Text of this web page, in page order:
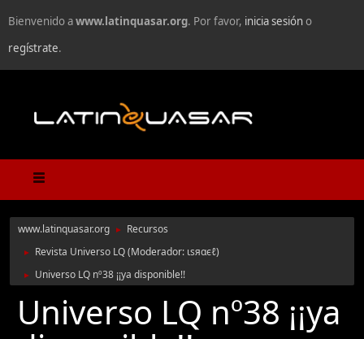
Bienvenido awww.latinquasar.org. Por favor, inicia sesióno
regístrate.
www.latinquasar.org ► Recursos
► Revista Universo LQ(Moderador: ιѕяαєℓ)
► Universo LQ nº38 ¡¡ya disponible!!
Universo LQ nº38 ¡¡ya